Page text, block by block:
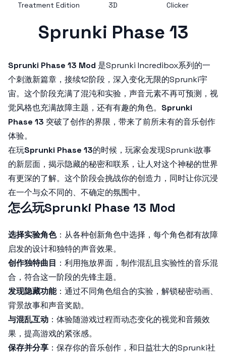
Treatment Edition
3D
Clicker
Sprunki Phase 13
Sprunki Phase 13 Mod 是Sprunki Incredibox系列的一
个刺激新篇章，接续12阶段，深入变化无限的Sprunki宇
宙。这个阶段充满了混沌和实验，声音元素不再可预测，视
觉风格也充满故障主题，还有有趣的角色。 Sprunki
Phase 13 突破了创作的界限，带来了前所未有的音乐创作
体验。
在玩Sprunki Phase 13的时候，玩家会发现Sprunki故事
的新层面，揭示隐藏的秘密和联系，让人对这个神秘的世界
有更深的了解。这个阶段会挑战你的创造力，同时让你沉浸
在一个与众不同的、不确定的氛围中。
怎么玩Sprunki Phase 13 Mod
选择实验角色：从各种创新角色中选择，每个角色都有故障
启发的设计和独特的声音效果。
创作独特曲目 ：利用拖放界面，制作混乱且实验性的音乐混
合，符合这一阶段的先锋主题。
发现隐藏功能：通过不同角色组合的实验，解锁秘密动画、
背景故事和声音奖励。
与混乱互动 ：体验随游戏过程而动态变化的视觉和音频效
果，提高游戏的紧张感。
保存并分享 ：保存你的音乐创作，和日益壮大的Sprunki社